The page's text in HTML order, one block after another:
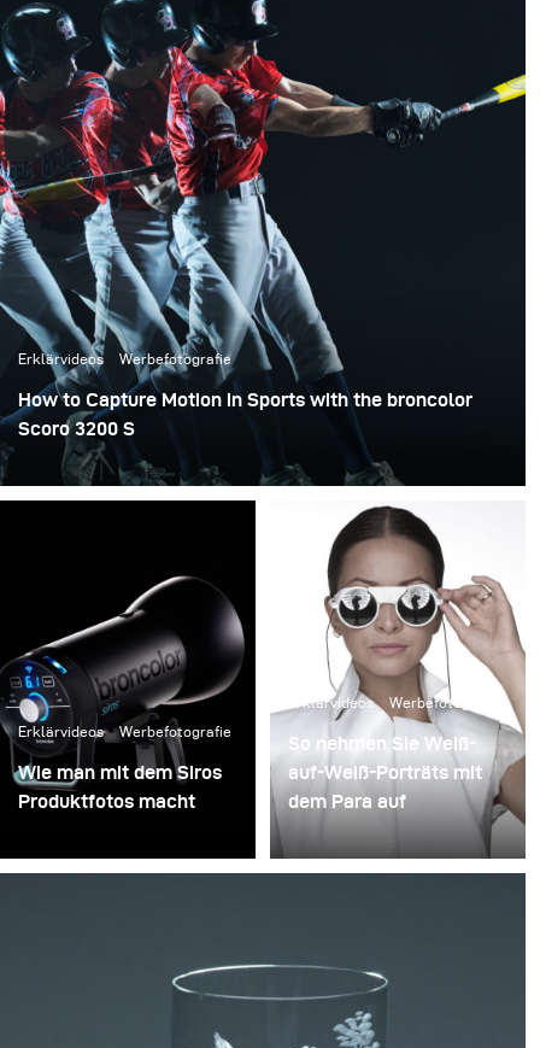
Erklärvideos Werbefotografie
How to Capture Motion in Sports with the broncolor
Scoro 3200 S
Erklärvideos Werbefotografie
Wie man mit dem Siros
Produktfotos macht
Erklärvideos Werbefotografie
So nehmen Sie Weiß-
auf-Weiß-Porträts mit
dem Para auf